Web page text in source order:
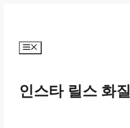
인스타 릴스 화질